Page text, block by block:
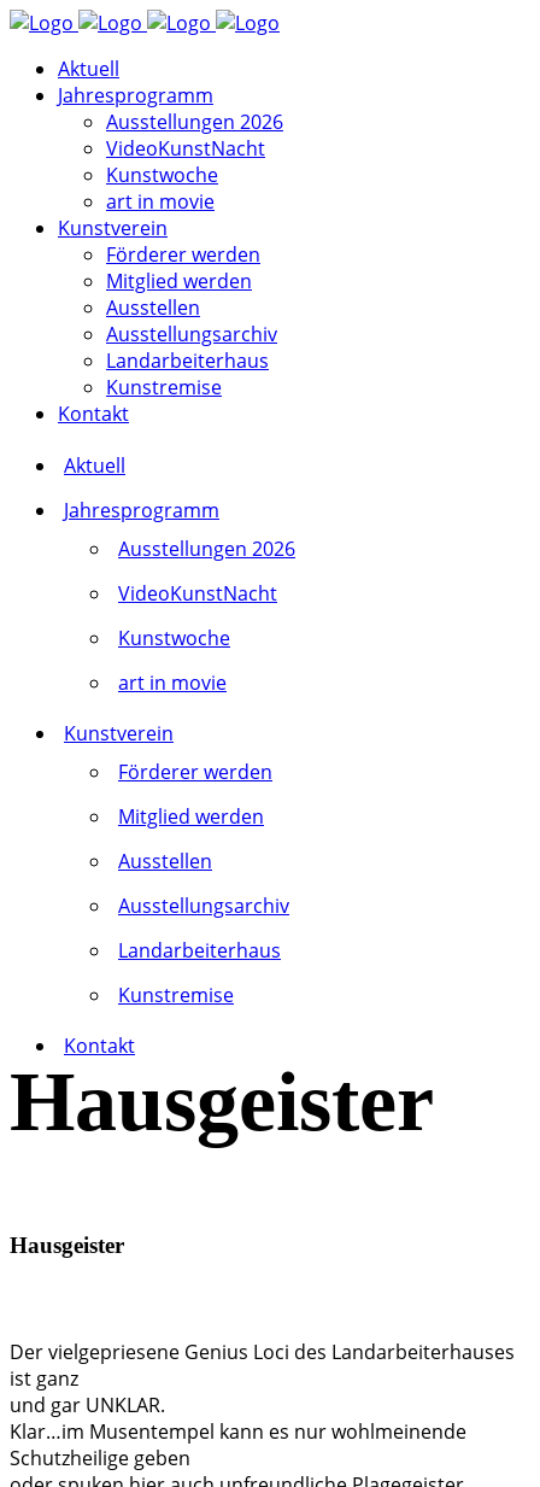
Aktuell
Jahresprogramm
Ausstellungen 2026
VideoKunstNacht
Kunstwoche
art in movie
Kunstverein
Förderer werden
Mitglied werden
Ausstellen
Ausstellungsarchiv
Landarbeiterhaus
Kunstremise
Kontakt
Aktuell
Jahresprogramm
Ausstellungen 2026
VideoKunstNacht
Kunstwoche
art in movie
Kunstverein
Förderer werden
Mitglied werden
Ausstellen
Ausstellungsarchiv
Landarbeiterhaus
Kunstremise
Kontakt
Hausgeister
Hausgeister
Der vielgepriesene Genius Loci des Landarbeiterhauses
ist ganz
und gar UNKLAR.
Klar…im Musentempel kann es nur wohlmeinende
Schutzheilige geben